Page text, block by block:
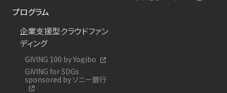
プログラム
企業支援型クラウドファン
ディング
GIVING 100 by Yogibo
GIVING for SDGs
sponsored by ソニー銀行